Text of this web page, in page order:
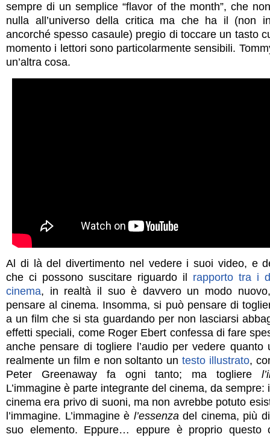
sempre di un semplice “flavor of the month”, che
nulla all’universo della critica ma che ha il (non
ancorché spesso casaule) pregio di toccare un tasto
momento i lettori sono particolarmente sensibili.
un’altra cosa.
Al di là del divertimento nel vedere i suoi video, e
che ci possono suscitare riguardo il rapporto tra i
cinema, in realtà il suo è davvero un modo
pensare al cinema. Insomma, si può pensare di
a un film che si sta guardando per non lasciarsi
effetti speciali, come Roger Ebert confessa di fare
anche pensare di togliere l’audio per vedere quanto
realmente un film e non soltanto untesto illustrato,
Peter Greenaway fa ogni tanto; ma togliere
L’immagine è parte integrante del cinema, da sempre:
cinema era privo di suoni, ma non avrebbe potuto
l’immagine. L’immagine è l’essenzadel cinema, più
suo elemento. Eppure… eppure è proprio questo